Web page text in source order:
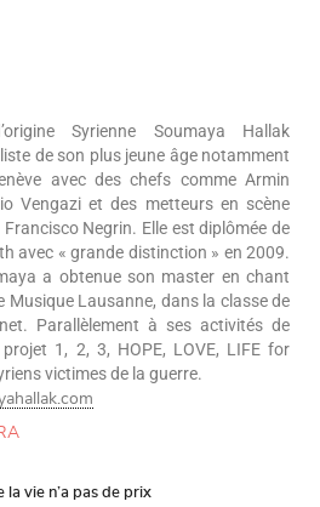
Syrienne Soumaya Hallak
de son plus jeune âge notamment
avec des chefs comme Armin
Vengazi et des metteurs en scène
Negrin. Elle est diplômée de
avec « grande distinction » en 2009.
a obtenue son master en chant
Musique Lausanne, dans la classe de
Parallèlement à ses activités de
1, 2, 3, HOPE, LOVE, LIFE for
victimes de la guerre.
la vie n’a pas de prix